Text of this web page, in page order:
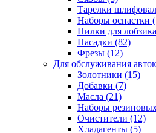
Тарелки
Наборы оснастки
Пилки для лобзика
Насадки (82)
Фрезы (12)
Для обслуживания
Золотники (15)
Добавки (7)
Масла (21)
Наборы
Очистители (12)
Хладагенты (5)